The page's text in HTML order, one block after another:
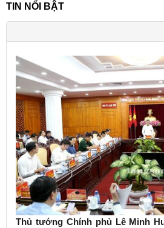
TIN NỔI BẬT
Thủ tướng Chính phủ Lê Minh